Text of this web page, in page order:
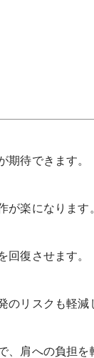
待できます。
楽になります
復させます。
リスクも軽減
肩への負担を